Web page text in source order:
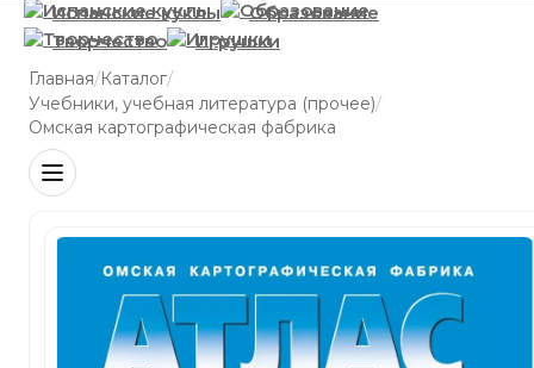
Испанские куклы
Образование
Творчество
Игрушки
Главная/Каталог/
Учебники, учебная литература (прочее)/
Омская картографическая фабрика